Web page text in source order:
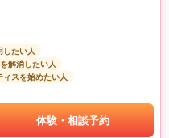
したい人
解消したい人
ィスを始めたい人
体験・相談予約